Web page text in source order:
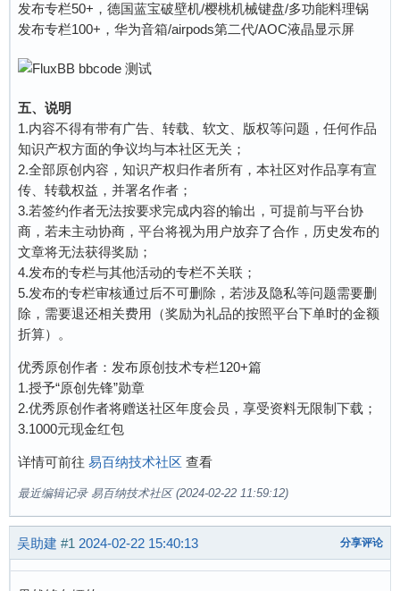
发布专栏50+，德国蓝宝破壁机/樱桃机械键盘/多功能料理锅
发布专栏100+，华为音箱/airpods第二代/AOC液晶显示屏
五、说明
1.内容不得有带有广告、转载、软文、版权等问题，任何作品
知识产权方面的争议均与本社区无关；
2.全部原创内容，知识产权归作者所有，本社区对作品享有宣
传、转载权益，并署名作者；
3.若签约作者无法按要求完成内容的输出，可提前与平台协
商，若未主动协商，平台将视为用户放弃了合作，历史发布的
文章将无法获得奖励；
4.发布的专栏与其他活动的专栏不关联；
5.发布的专栏审核通过后不可删除，若涉及隐私等问题需要删
除，需要退还相关费用（奖励为礼品的按照平台下单时的金额
折算）。
优秀原创作者：发布原创技术专栏120+篇
1.授予“原创先锋”勋章
2.优秀原创作者将赠送社区年度会员，享受资料无限制下载；
3.1000元现金红包
详情可前往 易百纳技术社区 查看
最近编辑记录 易百纳技术社区 (2024-02-22 11:59:12)
吴助建 #1 2024-02-22 15:40:13 分享评论